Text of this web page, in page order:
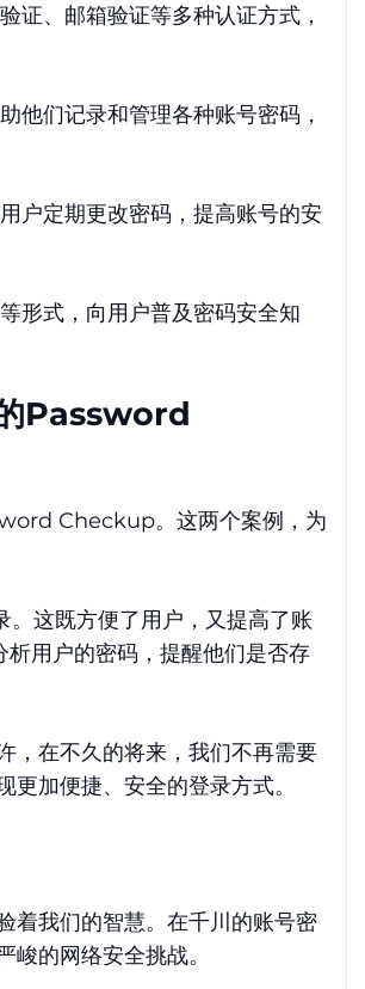
证、邮箱验证等多种认证方式，
他们记录和管理各种账号密码，
户定期更改密码，提高账号的安
形式，向用户普及密码安全知
Password
Checkup。这两个案例，为
这既方便了用户，又提高了账
用户的密码，提醒他们是否存
，在不久的将来，我们不再需要
加便捷、安全的登录方式。
着我们的智慧。在千川的账号密
的网络安全挑战。